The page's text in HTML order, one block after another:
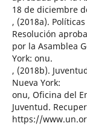
18 de diciembre
, (2018a).
Resolución
por la Asamblea
York: onu.
, (2018b).
Nueva York:
onu, Oficina del
Juventud.
https://